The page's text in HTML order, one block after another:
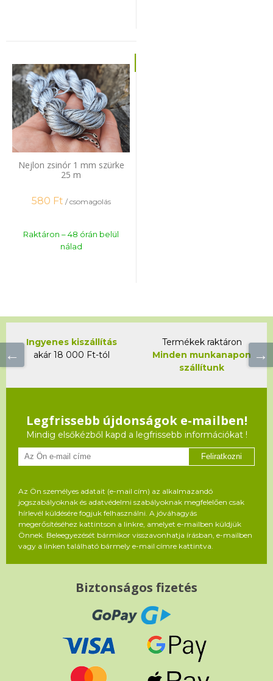
Nejlon zsinór 1 mm szürke
25 m
580 Ft / csomagolás
Raktáron – 48 órán belül
nálad
Ingyenes kiszállítás
akár 18 000 Ft-tól
Termékek raktáron
Minden munkanapon
szállítunk
Legfrissebb újdonságok e-mailben!
Mindig elsőkézből kapd a legfrissebb információkat !
Feliratkozni
Az Ön személyes adatait (e-mail cím) az alkalmazandó
jogszabályoknak és adatvédelmi szabályoknak megfelelően csak
hírlevél küldésére fogjuk felhasználni. A jóváhagyás
megerősítéséhez kattintson a linkre, amelyet e-mailben küldjük
Önnek. Beleegyezését bármikor visszavonhatja írásban, e-mailben
vagy a linken található bármely e-mail címre kattintva.
Biztonságos fizetés